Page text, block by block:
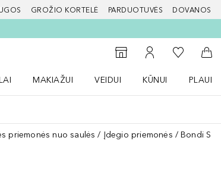
GROŽIO KORTELĖ PARDUOTUVĖS DOVANOS
Į parduotuvių paiešką
Į mano paskyrą
Į mano
Į
MAKIAŽUI
VEIDUI
KŪNUI
priemonės nuo saulės Įdegio priemonės Bondi